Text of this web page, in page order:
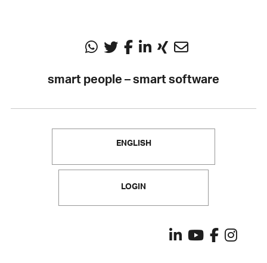
smart people – smart software
ENGLISH
LOGIN